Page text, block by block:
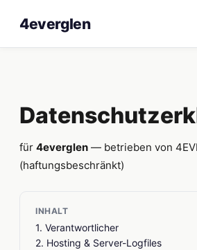
4everglen
für 4everglen — betrieben von
(haftungsbeschränkt)
INHALT
1. Verantwortlicher
2. Hosting & Server-Logfiles